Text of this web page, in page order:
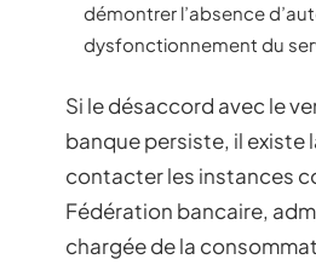
démontrer l’absence
dysfonctionnement du
Si le désaccord avec le
banque persiste, il existe
contacter les instances
Fédération bancaire,
chargée de la